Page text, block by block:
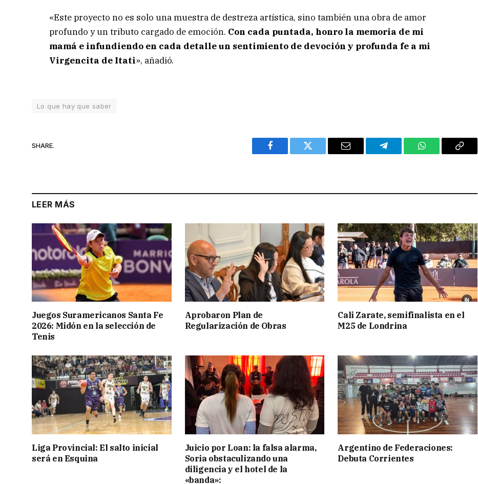
«Este proyecto no es solo una muestra de destreza artística, sino también una obra de amor
profundo y un tributo cargado de emoción. Con cada puntada, honro la memoria de mi
mamá e infundiendo en cada detalle un sentimiento de devoción y profunda fe a mi
Virgencita de Itati», añadió.
Lo que hay que saber
SHARE.
Facebook Twitter Email Telegram WhatsAppCopy
LEER MÁS
Juegos Suramericanos Santa Fe
2026: Midón en la selección de
Tenis
Aprobaron Plan de
Regularización de Obras
Cali Zarate, semifinalista en el
M25 de Londrina
Liga Provincial: El salto inicial
será en Esquina
Juicio por Loan: la falsa alarma,
Soria obstaculizando una
diligencia y el hotel de la
«banda»:
Argentino de Federaciones:
Debuta Corrientes